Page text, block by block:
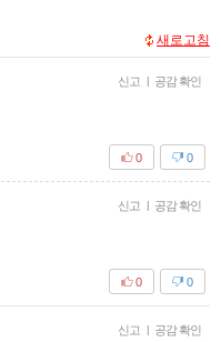
새로고침
신고 | 공감 확인
0
0
신고 | 공감 확인
0
0
신고 | 공감 확인